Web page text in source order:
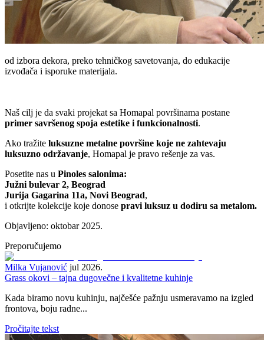
od izbora dekora, preko tehničkog savetovanja, do edukacije
izvođača i isporuke materijala.
Naš cilj je da svaki projekat sa Homapal površinama postane
primer savršenog spoja estetike i funkcionalnosti.
Ako tražite luksuzne metalne površine koje ne zahtevaju
luksuzno održavanje, Homapal je pravo rešenje za vas.
Posetite nas u Pinoles salonima:
Južni bulevar 2, Beograd
Jurija Gagarina 11a, Novi Beograd,
i otkrijte kolekcije koje donose pravi luksuz u dodiru sa metalom.
Objavljeno: oktobar 2025.
Preporučujemo
Milka Vujanović jul 2026.
Grass okovi – tajna dugovečne i kvalitetne kuhinje
Kada biramo novu kuhinju, najčešće pažnju usmeravamo na izgled
frontova, boju radne...
Pročitajte tekst